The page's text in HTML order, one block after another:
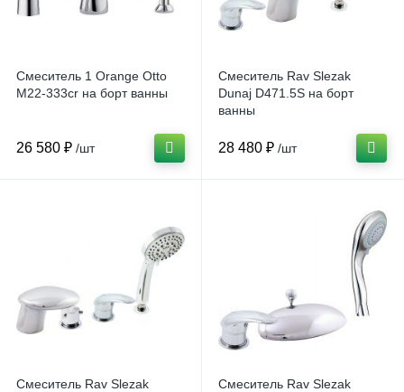
Смеситель 1 Orange Otto
М22-333cr на борт ванны
26 580 ₽ /шт
Смеситель Rav Slezak
Dunaj D471.5S на борт
ванны
28 480 ₽ /шт
Смеситель Rav Slezak
Смеситель Rav Slezak